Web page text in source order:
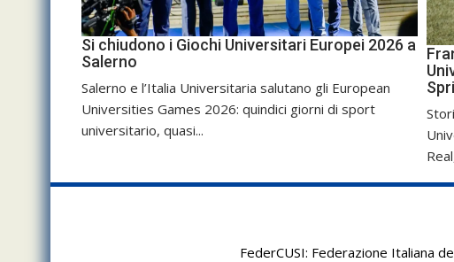
Si chiudono i Giochi Universitari Europei 2026 a
Salerno
Salerno e l’Italia Universitaria salutano gli European
Universities Games 2026: quindici giorni di sport
universitario, quasi...
FederCUSI: Federazione Italiana